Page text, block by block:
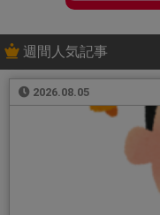
週間人気記事
2026.08.05